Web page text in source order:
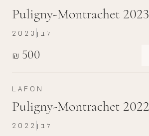
Puligny-Montrachet 2023
₪ 500
2023 לבן
LAFON
Puligny-Montrachet 2022
2022 לבן